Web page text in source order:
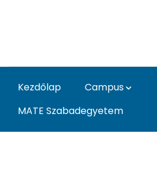
Kezdőlap Campus
MATE Szabadegyetem